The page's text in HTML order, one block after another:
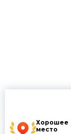
Хорошее
место